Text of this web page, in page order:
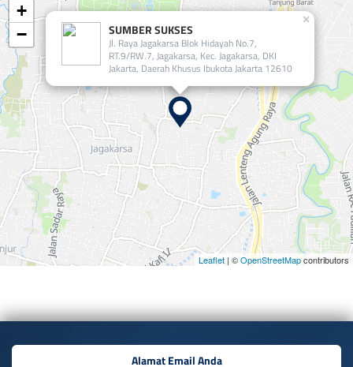
SUMBER SUKSES
Jl. Raya Jagakarsa Blok Hidayah No.7,
RT.9/RW.7, Jagakarsa, Kec. Jagakarsa, DKI
Jakarta, Daerah Khusus Ibukota Jakarta 12610
×
+
−
Leaflet | ©OpenStreetMapcontributors